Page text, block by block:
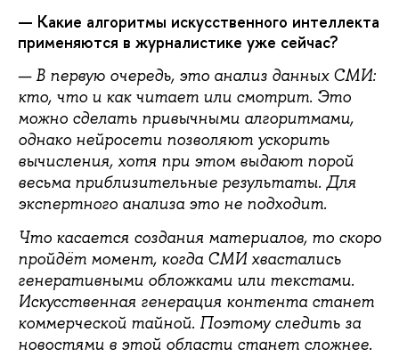
— Какие алгоритмы искусственного интеллекта
применяются в журналистике уже сейчас?
— В первую очередь, это анализ данных СМИ:
кто, что и как читает или смотрит. Это
можно сделать привычными алгоритмами,
однако нейросети позволяют ускорить
вычисления, хотя при этом выдают порой
весьма приблизительные результаты. Для
экспертного анализа это не подходит.
Что касается создания материалов, то скоро
пройдёт момент, когда СМИ хвастались
генеративными обложками или текстами.
Искусственная генерация контента станет
коммерческой тайной. Поэтому следить за
новостями в этой области станет сложнее.